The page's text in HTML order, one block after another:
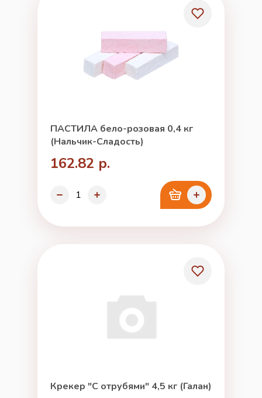
ПАСТИЛА бело-розовая 0,4 кг
(Нальчик-Сладость)
162.82 р.
Крекер "С отрубями" 4,5 кг (Галан)